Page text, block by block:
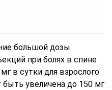
большой дозы
при болях в спине
в сутки для взрослого
увеличена до 150 мг